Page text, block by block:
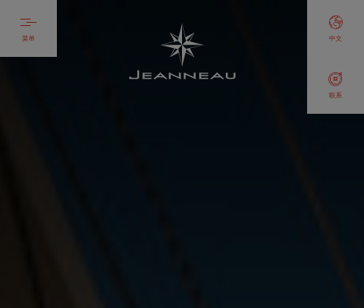
菜单
联系
中文